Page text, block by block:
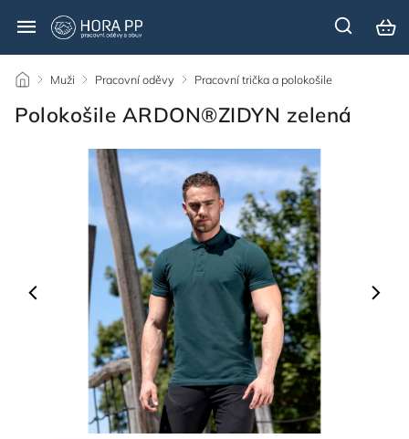
/ Muži / Pracovní oděvy / Pracovní trička a polokošile
Polokošile ARDON®ZIDYN zelená